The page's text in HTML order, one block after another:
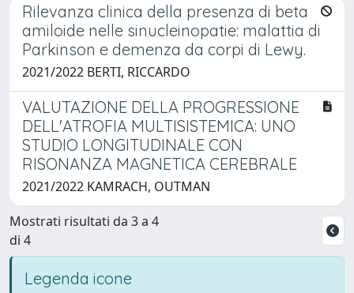
Rilevanza clinica della presenza di beta
amiloide nelle sinucleinopatie: malattia di
Parkinson e demenza da corpi di Lewy.
2021/2022 BERTI, RICCARDO
VALUTAZIONE DELLA PROGRESSIONE
DELL'ATROFIA MULTISISTEMICA: UNO
STUDIO LONGITUDINALE CON
RISONANZA MAGNETICA CEREBRALE
2021/2022 KAMRACH, OUTMAN
Mostrati risultati da 3 a 4
di 4
Legenda icone